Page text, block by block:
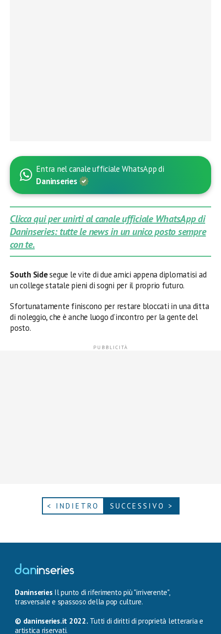
Entra nel canale ufficiale WhatsApp di
Daninseries
Clicca qui per unirti al canale ufficiale WhatsApp di
Daninseries: tutte le news in un unico posto sempre
con te.
South Sidesegue le vite di due amici appena diplomatisi ad
un college statale pieni di sogni per il proprio futuro.
Sfortunatamente finiscono per restare bloccati in una ditta
di noleggio, che è anche luogo d’incontro per la gente del
posto.
< INDIETRO SUCCESSIVO >
Daninseries Il punto di riferimento più "irriverente",
trasversale e spassoso della pop culture.
© daninseries.it 2022. Tutti di diritti di proprietà letteraria e
artistica riservati.